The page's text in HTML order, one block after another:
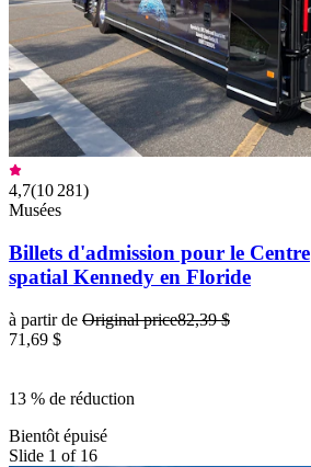
4,7(10 281)
Musées
Billets d'admission pour le Centre
spatial Kennedy en Floride
à partir de Original price82,39 $
71,69 $
13 % de réduction
Bientôt épuisé
Slide 1 of 16